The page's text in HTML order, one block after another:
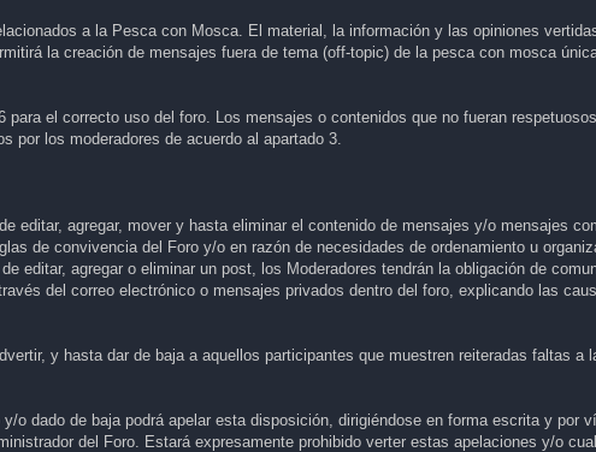
a la Pesca con Mosca. El material, la información y las opiniones
la creación de mensajes fuera de tema (off-topic) de la pesca con mosca
para el correcto uso del foro. Los mensajes o contenidos que no fueran
por los moderadores de acuerdo al apartado 3.
editar, agregar, mover y hasta eliminar el contenido de mensajes y/o mensajes
de convivencia del Foro y/o en razón de necesidades de ordenamiento u
editar, agregar o eliminar un post, los Moderadores tendrán la obligación de
del correo electrónico o mensajes privados dentro del foro, explicando las
y hasta dar de baja a aquellos participantes que muestren reiteradas faltas a
o dado de baja podrá apelar esta disposición, dirigiéndose en forma escrita y por
del Foro. Estará expresamente prohibido verter estas apelaciones y/o